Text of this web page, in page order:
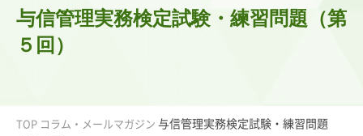
与信管理実務検定試験・練習問題（第
５回）
TOP コラム・メールマガジン 与信管理実務検定試験・練習問題